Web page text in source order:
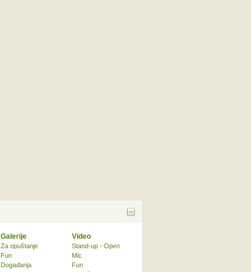
Galerije
Za opuštanje
Fun
Događanja
Video
Stand-up - Open
Mic
Fun